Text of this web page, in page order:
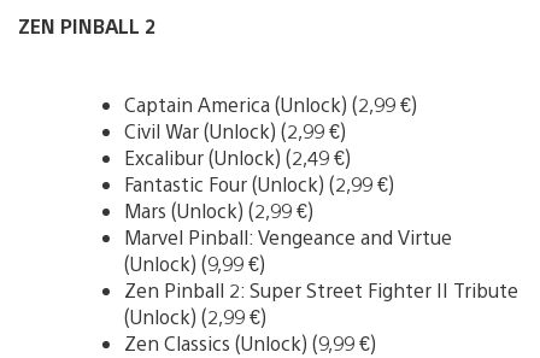
ZEN PINBALL 2
Captain America (Unlock) (2,99 €)
Civil War (Unlock) (2,99 €)
Excalibur (Unlock) (2,49 €)
Fantastic Four (Unlock) (2,99 €)
Mars (Unlock) (2,99 €)
Marvel Pinball: Vengeance and Virtue
(Unlock) (9,99 €)
Zen Pinball 2: Super Street Fighter II Tribute
(Unlock) (2,99 €)
Zen Classics (Unlock) (9,99 €)